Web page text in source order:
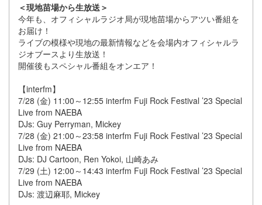
＜現地苗場から生放送＞
今年も、オフィシャルラジオ局が現地苗場からアツい番組を
お届け！
ライブの模様や現地の最新情報などを会場内オフィシャルラ
ジオブースより生放送！
開催後もスペシャル番組をオンエア！
【interfm】
7/28 (金) 11:00～12:55 interfm Fuji Rock Festival ’23 Special
Live from NAEBA
DJs: Guy Perryman, Mickey
7/28 (金) 21:00～23:58 interfm Fuji Rock Festival ’23 Special
Live from NAEBA
DJs: DJ Cartoon, Ren Yokoi, 山崎あみ
7/29 (土) 12:00～14:43 interfm Fuji Rock Festival ’23 Special
Live from NAEBA
DJs: 渡辺麻耶, Mickey